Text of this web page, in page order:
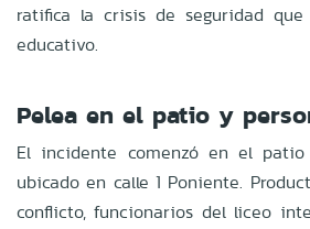
ratifica la crisis de seguridad
educativo.
Pelea en el patio y
El incidente comenzó en el
ubicado en calle 1 Poniente.
conflicto, funcionarios del liceo